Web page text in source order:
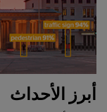
أبرز الأحداث